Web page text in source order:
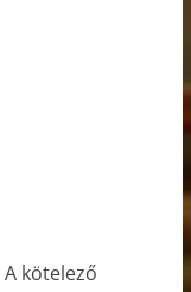
A kötelező